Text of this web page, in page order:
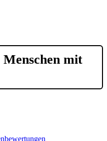
mit